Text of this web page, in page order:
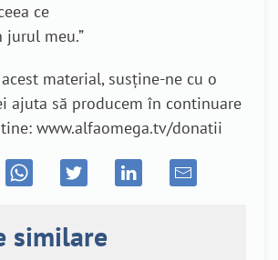
ce
meu.”
material, susține-ne cu o
ajuta să producem în continuare
www.alfaomega.tv/donatii
similare